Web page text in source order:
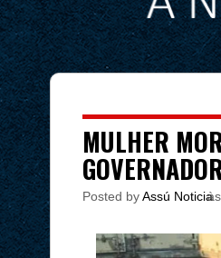
MULHER
Posted byAssú Noticia
às